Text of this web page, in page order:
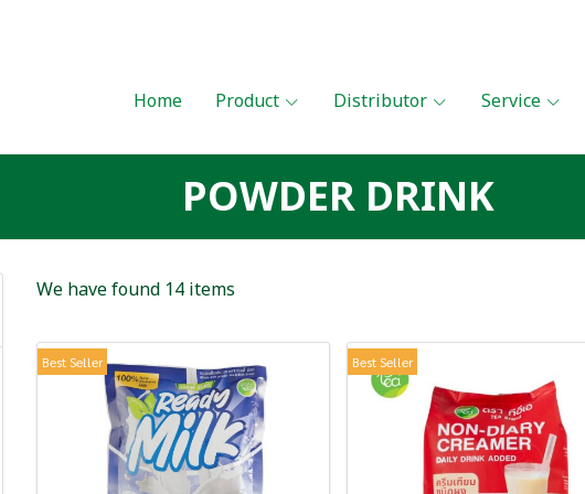
Home Product Distributor Service
POWDER DRINK
We have found 14 items
Best Seller Best Seller